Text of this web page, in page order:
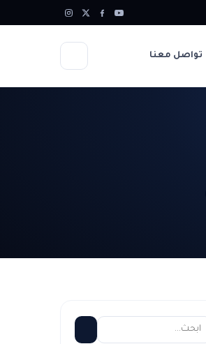
تواصل معنا